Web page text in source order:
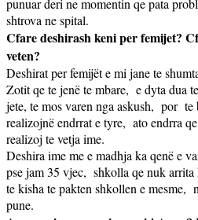
punuar deri ne momentin qe pata
shtrova ne spital.
Cfare deshirash keni per femijet?
veten?
Deshirat per femijët e mi jane te
Zotit qe te jenë te mbare, e dyta dua
jete, te mos varen nga askush, por te
realizojnë endrrat e tyre, ato endrra
realizoj te vetja ime.
Deshira ime me e madhja ka qenë e
pse jam 35 vjec, shkolla qe nuk
te kisha te pakten shkollen e mesme,
pune.